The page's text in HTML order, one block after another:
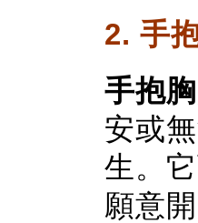
2. 手
手抱胸
安或
生。
願意